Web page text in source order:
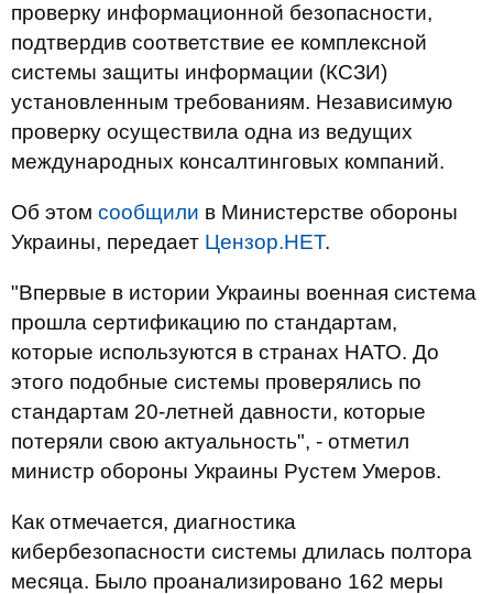
проверку информационной безопасности,
подтвердив соответствие ее комплексной
системы защиты информации (КСЗИ)
установленным требованиям. Независимую
проверку осуществила одна из ведущих
международных консалтинговых компаний.
Об этом сообщили в Министерстве обороны
Украины, передает Цензор.НЕТ.
"Впервые в истории Украины военная система
прошла сертификацию по стандартам,
которые используются в странах НАТО. До
этого подобные системы проверялись по
стандартам 20-летней давности, которые
потеряли свою актуальность", - отметил
министр обороны Украины Рустем Умеров.
Как отмечается, диагностика
кибербезопасности системы длилась полтора
месяца. Было проанализировано 162 меры